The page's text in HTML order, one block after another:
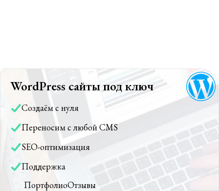
WordPress сайты под ключ
Создаём с нуля
Переносим с любой CMS
SEO-оптимизация
Поддержка
ПортфолиоОтзывы